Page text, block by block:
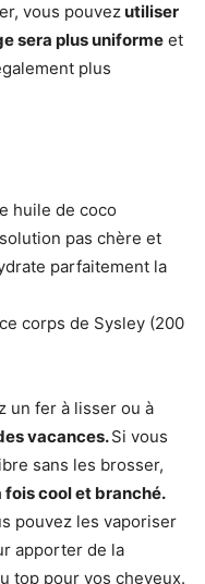
vous pouvezutiliser
sera plus uniforme et
plus
huile de coco
pas chère et
parfaitement la
corps de Sysley (200
un fer à lisser ou à
vacances.Si vous
sans les brosser,
fois cool et branché.
pouvez les vaporiser
apporter de la
top pour vos cheveux.